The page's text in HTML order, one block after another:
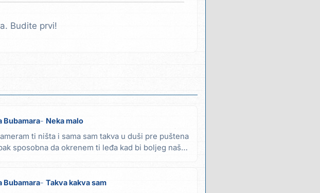
Budite prvi!
Bubamara Neka malo
ti ništa i sama sam takva u duši pre puštena
sposobna da okrenem ti leđa kad bi boljeg našla
Bubamara Takva kakva sam